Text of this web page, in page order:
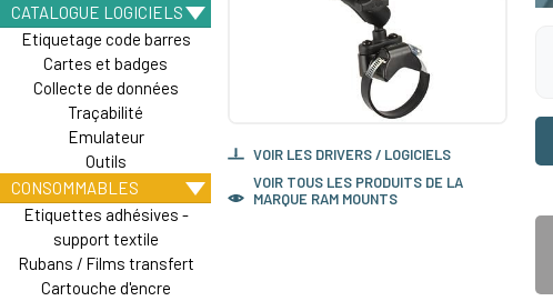
CATALOGUE LOGICIELS
Etiquetage code barres
Cartes et badges
Collecte de données
Traçabilité
Emulateur
Outils
CONSOMMABLES
Etiquettes adhésives -
support textile
Rubans / Films transfert
Cartouche d'encre
VOIR LES DRIVERS / LOGICIELS
VOIR TOUS LES PRODUITS DE LA
MARQUE RAM MOUNTS